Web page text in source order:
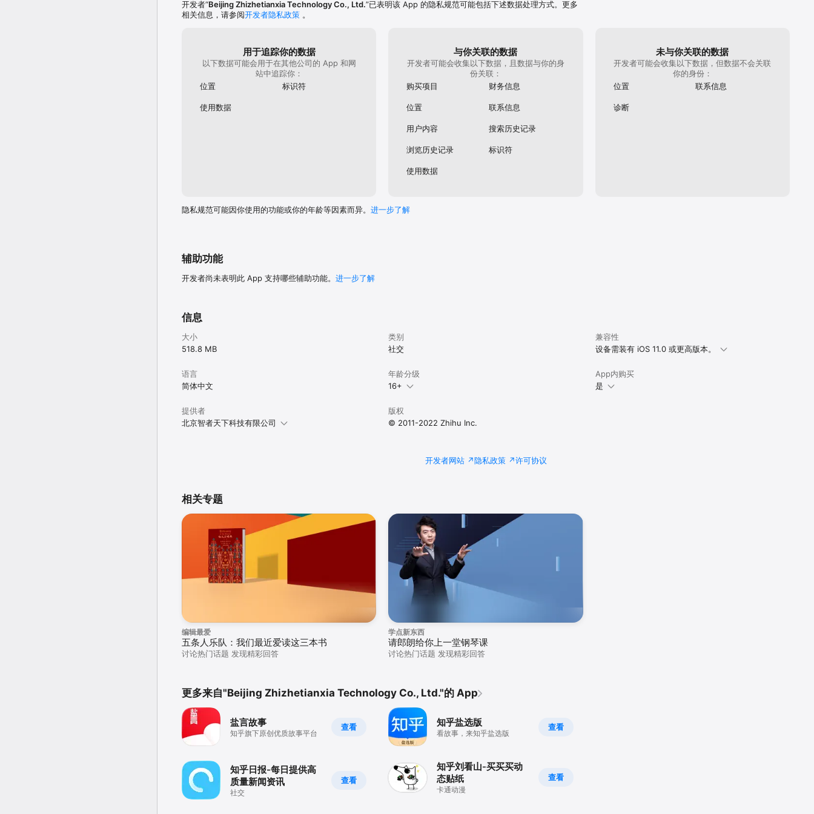
开发者“Beijing Zhizhetianxia Technology Co., Ltd.”已表明该 App 的隐私规范可能包括下述数据处理方式。更多
相关信息，请参阅开发者隐私政策 。
用于追踪你的数据
以下数据可能会用于在其他公司的 App 和网
站中追踪你：
位置
标识符
使用数据
与你关联的数据
开发者可能会收集以下数据，且数据与你的身
份关联：
购买项目
财务信息
位置 联系信息
用户内容 搜索历史记录
浏览历史记录 标识符
使用数据
未与你关联的数据
开发者可能会收集以下数据，但数据不会关联
你的身份：
位置
联系信息
诊断
隐私规范可能因你使用的功能或你的年龄等因素而异。 进一步了解
辅助功能
开发者尚未表明此 App 支持哪些辅助功能。 进一步了解
信息
大小
518.8 MB
类别
社交
兼容性
设备需装有 iOS 11.0 或更高版本。
语言
简体中文
年龄分级
16+
App内购买
是
提供者
北京智者天下科技有限公司
版权
© 2011-2022 Zhihu Inc.
开发者网站 隐私政策 许可协议
相关专题
编辑最爱
五条人乐队：我们最近爱读这三本书
讨论热门话题 发现精彩回答
学点新东西
请郎朗给你上一堂 钢琴课
讨论热门话题 发现精彩回答
更多来自"Beijing Zhizhetianxia Technology Co., Ltd."的 App
查看
盐言故事
知乎旗下原创优质故事平台
查看
知乎日报-每日提供高
质量新闻资讯
社交
查看
知乎盐选版
看故事，来知乎盐选版
查看
知乎刘看山-买买买动
态贴纸
卡通动漫